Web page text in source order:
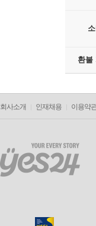
환불
회사소개 인재채용 이용약